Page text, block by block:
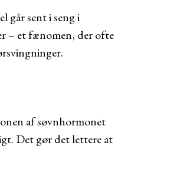
går sent i seng i
– et fænomen, der ofte
af søvnhormonet
Det gør det lettere at